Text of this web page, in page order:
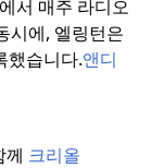
서 매주 라디오
시에, 엘링턴은
했습니다.앤디
께 크리올